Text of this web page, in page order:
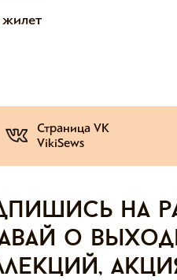
Страница VK
VikiSews
на
о